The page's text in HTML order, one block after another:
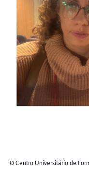
O Centro Universitário de